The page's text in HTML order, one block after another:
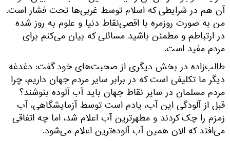
آن هم در شرایطی که اسلام توسط غربی‌ها تحت فشار است.
من به صورت روزمره با اقصی‌نقاط دنیا و علوم به روز شده
در ارتباطم و مطمئن باشید مسائلی که بیان می‌کنم برای
مردم مفید است.
طالب‌زاده در بخش دیگری از صحبت‌های خود گفت: دغدغه
دیگر ما تکلیفی است که در برابر سایر مردم جهان داریم، چرا
مردم مسلمان در سایر نقاط جهان باید آب آلوده بنوشند؟
قبل از آلودگی این آب، یادم است توسط آزمایشگاهی، آب
زمزم را چک کردند و مطهرترین آب اعلام شد، اما چه اتفاقی
می‌افتد که الان همین آب آلوده‌ترین اعلام می‌شود.